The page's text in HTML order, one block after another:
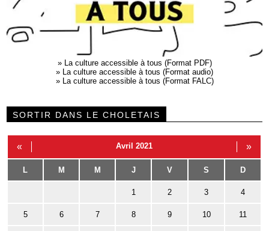
»
La culture accessible à tous (Format PDF)
»
La culture accessible à tous (Format audio)
»
La culture accessible à tous (Format FALC)
SORTIR DANS LE CHOLETAIS
« Avril 2021 »
L M M J V S D
1 2 3 4
5 6 7 8 9 10 11